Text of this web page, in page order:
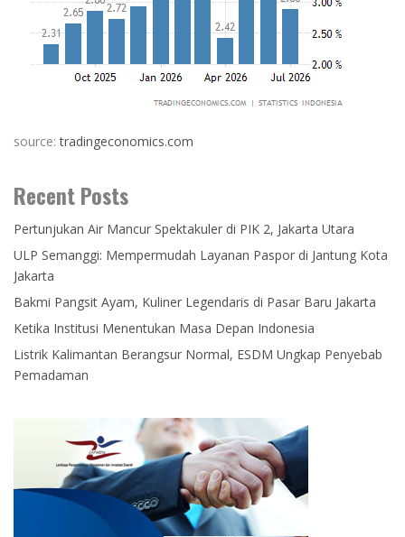
source:tradingeconomics.com
Recent Posts
Pertunjukan Air Mancur Spektakuler di PIK 2, Jakarta Utara
ULP Semanggi: Mempermudah Layanan Paspor di Jantung Kota
Jakarta
Bakmi Pangsit Ayam, Kuliner Legendaris di Pasar Baru Jakarta
Ketika Institusi Menentukan Masa Depan Indonesia
Listrik Kalimantan Berangsur Normal, ESDM Ungkap Penyebab
Pemadaman